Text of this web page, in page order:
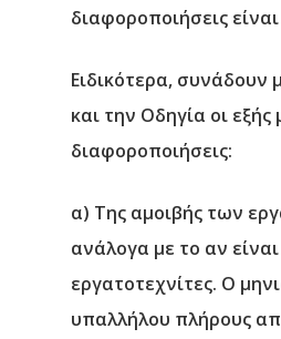
διαφοροποιήσεις
Ειδικότερα, συνάδουν
και την Οδηγία οι εξής
διαφοροποιήσεις:
α) Της αμοιβής των
ανάλογα με το αν
εργατοτεχνίτες. Ο
υπαλλήλου πλήρους